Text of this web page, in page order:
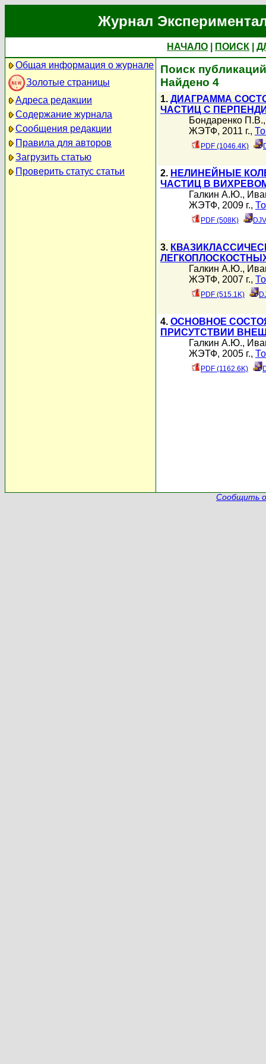
Журнал
НАЧАЛО ПОИСК
Общая информация о журнале
Золотые страницы
Адреса редакции
Содержание журнала
Сообщения редакции
Правила для авторов
Загрузить статью
Проверить статус статьи
Поиск
Найдено 4
1. ДИАГРАММА
ЧАСТИЦ С
Бондаренко П.В.
ЖЭТФ, 2011 г.,
PDF (1046.4K)
2. НЕЛИНЕЙНЫЕ
ЧАСТИЦ В
Галкин А.Ю.,
ЖЭТФ, 2009 г.,
PDF (508K)
3.
Галкин А.Ю.,
ЖЭТФ, 2007 г.,
PDF (515.1K)
4. ОСНОВНОЕ
ПРИСУТСТВИИ
Галкин А.Ю.,
ЖЭТФ, 2005 г.,
PDF (1162.6K)
Сообщить о